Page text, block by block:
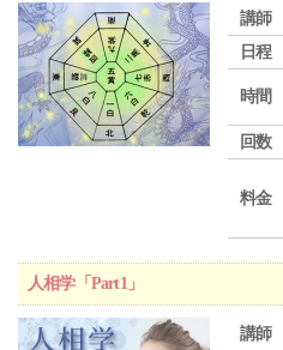
講師
日程
時間
回数
料金
人相学「Part1」
講師